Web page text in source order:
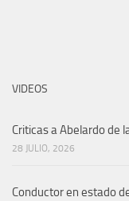
VIDEOS
Criticas a Abelardo de
28 JULIO, 2026
Conductor en estado